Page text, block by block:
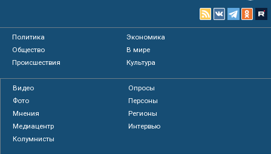
Политика
Экономика
Общество
В мире
Происшествия
Культура
Видео
Опросы
Фото
Персоны
Мнения
Регионы
Медиацентр
Интервью
Колумнисты